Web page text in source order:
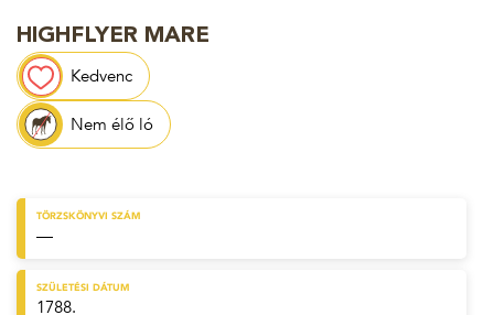
HIGHFLYER MARE
Kedvenc
Nem élő ló
TÖRZSKÖNYVI SZÁM
—
SZÜLETÉSI DÁTUM
1788.